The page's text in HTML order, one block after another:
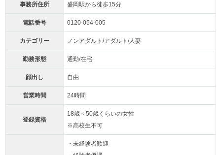
事務所住所 盛岡駅から徒歩15分
電話番号 0120-054-005
カテゴリー ノンアダルト/アダルト/人妻
勤務形態 通勤/在宅
顔出し 自由
営業時間 24時間
登録資格
18歳～50歳くらいの女性
※高校生不可
・未経験者歓迎